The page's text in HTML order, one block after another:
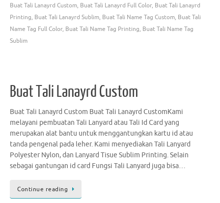
Buat Tali Lanayrd Custom, Buat Tali Lanayrd Full Color, Buat Tali Lanayrd
Printing, Buat Tali Lanayrd Sublim, Buat Tali Name Tag Custom, Buat Tali
Name Tag Full Color, Buat Tali Name Tag Printing, Buat Tali Name Tag
Sublim
Buat Tali Lanayrd Custom
Buat Tali Lanayrd Custom Buat Tali Lanayrd CustomKami
melayani pembuatan Tali Lanyard atau Tali Id Card yang
merupakan alat bantu untuk menggantungkan kartu id atau
tanda pengenal pada leher. Kami menyediakan Tali Lanyard
Polyester Nylon, dan Lanyard Tisue Sublim Printing. Selain
sebagai gantungan id card Fungsi Tali Lanyard juga bisa…
Continue reading